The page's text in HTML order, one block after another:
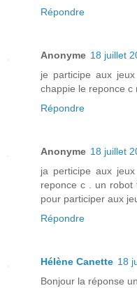
Répondre
Anonyme 18 juillet
je participe aux
chappie le reponce c
Répondre
Anonyme 18 juillet
ja perticipe aux
reponce c . un robot
pour participer aux
Répondre
Hélène Canette 18
Bonjour la réponse